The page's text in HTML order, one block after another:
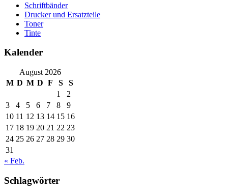
Schriftbänder
Drucker und Ersatzteile
Toner
Tinte
Kalender
August 2026
M D M D F S
S
1
2
3
4 5 6 7 8
9
10 11 12 13 14 15 16
17 18 19 20 21 22 23
24 25 26 27 28 29 30
31
« Feb.
Schlagwörter